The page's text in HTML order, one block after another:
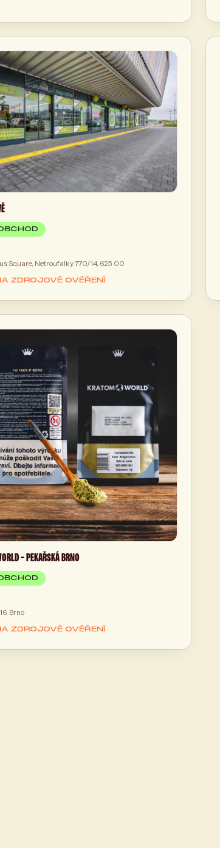
Square, Netroufalky 770/14, 625 00
ZDROJOVÉ OVĚŘENÍ
- PEKAŘSKÁ BRNO
Brno
ZDROJOVÉ OVĚŘENÍ